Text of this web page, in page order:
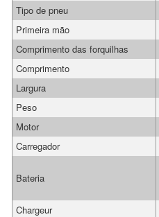
Tipo de pneu
Primeira mão
Comprimento das forquilhas
Comprimento
Largura
Peso
Motor
Carregador
Bateria
Chargeur